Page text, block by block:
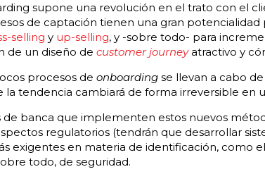
supone una revolución en el trato con el
de captación tienen una gran
selling y up-selling, y -sobre todo- para
de un diseño de customer journeyatractivo y
procesos de onboarding se llevan a cabo
la tendencia cambiará de forma irreversible en
de banca que implementen estos nuevos
regulatorios (tendrán que desarrollar
exigentes en materia de identificación, como el
todo, de seguridad.